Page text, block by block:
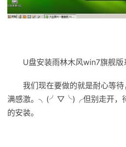
U盘安装雨林木风win7旗舰版
我们现在要做的就是耐心等待
满感激。╮(╯▽╰)╭但别走开，待
的安装。